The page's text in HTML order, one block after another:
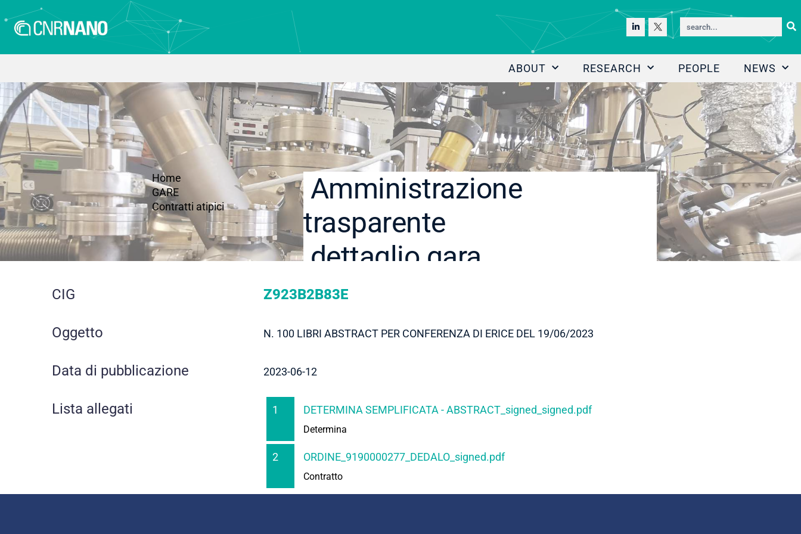
ABOUT RESEARCH PEOPLE NEWS
Home
GARE
Contratti atipici
Amministrazione
trasparente
dettaglio gara
CIG Z923B2B83E
Oggetto N. 100 LIBRI ABSTRACT PER CONFERENZA DI ERICE DEL 19/06/2023
Data di pubblicazione 2023-06-12
Lista allegati 1 DETERMINA SEMPLIFICATA - ABSTRACT_signed_signed.pdf
Determina
2 ORDINE_9190000277_DEDALO_signed.pdf
Contratto